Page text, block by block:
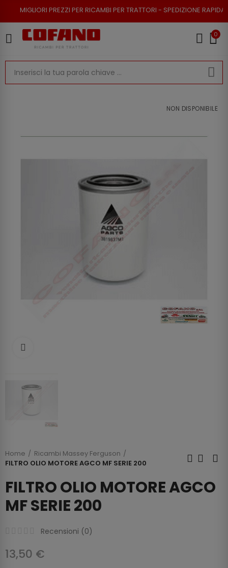
PREZZI PER RICAMBI PER TRATTORI - SPEDIZIONE RAPIDA - RESO
0
NON DISPONIBILE
Home
Ricambi Massey Ferguson
FILTRO OLIO MOTORE AGCO MF SERIE 200
FILTRO OLIO MOTORE AGCO
MF SERIE 200
Recensioni (0)
13,50 €